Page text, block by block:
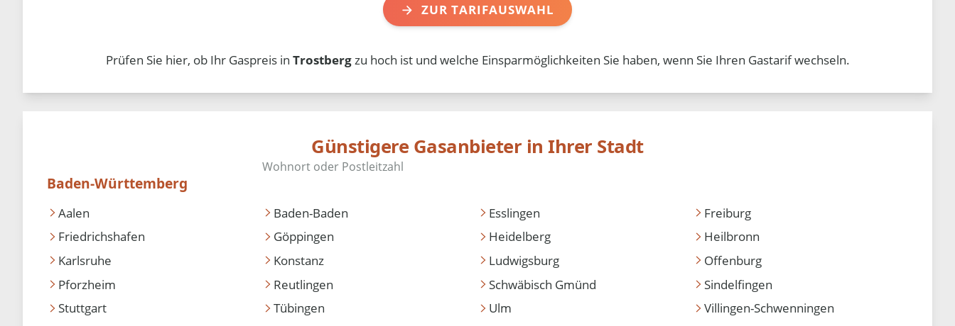
ZUR TARIFAUSWAHL
Prüfen Sie hier, ob Ihr Gaspreis in Trostbergzu hoch ist und welche Einsparmöglichkeiten Sie haben, wenn Sie Ihren Gastarif wechseln.
Günstigere Gasanbieter in Ihrer Stadt
Baden-Württemberg
Aalen Baden-Baden Esslingen
Freiburg
Friedrichshafen
Göppingen Heidelberg
Heilbronn
Karlsruhe
Konstanz Ludwigsburg
Offenburg
Pforzheim
Reutlingen Schwäbisch Gmünd
Sindelfingen
Stuttgart
Tübingen Ulm
Villingen-Schwenningen